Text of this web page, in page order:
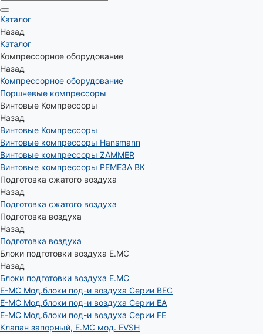
Каталог
Назад
Каталог
Компрессорное оборудование
Назад
Компрессорное оборудование
Поршневые компрессоры
Винтовые Компрессоры
Назад
Винтовые Компрессоры
Винтовые компрессоры Hansmann
Винтовые компрессоры ZAMMER
Винтовые компрессоры РЕМЕЗА ВК
Подготовка сжатого воздуха
Назад
Подготовка сжатого воздуха
Подготовка воздуха
Назад
Подготовка воздуха
Блоки подготовки воздуха E.MC
Назад
Блоки подготовки воздуха E.MC
E-MC Мод.блоки под-и воздуха Серии BEC
E-MC Мод.блоки под-и воздуха Серии EA
E-MC Мод.блоки под-и воздуха Серии FE
Клапан запорный, E.MC мод. EVSH